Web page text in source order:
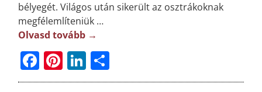
bélyegét. Világos után sikerült az osztrákoknak
megfélemlíteniük …
Olvasd tovább →
F
a
Pi
n
Li
n
O
ss